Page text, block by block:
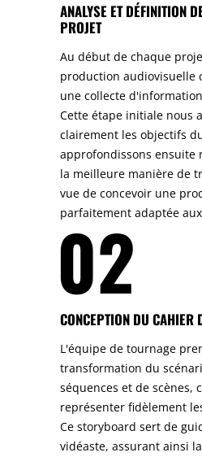
ANALYSE ET DÉFINITION
PROJET
Au début de chaque
production audiovisuelle
une collecte
Cette étape initiale nous
clairement les objectifs
approfondissons ensuite
la meilleure manière de
vue de concevoir une
parfaitement adaptée
02
CONCEPTION DU CAHIER
L'équipe de tournage
transformation du
séquences et de scènes,
représenter fidèlement
Ce storyboard sert de
vidéaste, assurant ainsi